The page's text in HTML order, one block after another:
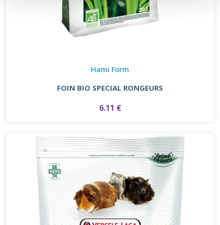
Hami Form
FOIN BIO SPECIAL RONGEURS
6.11 €